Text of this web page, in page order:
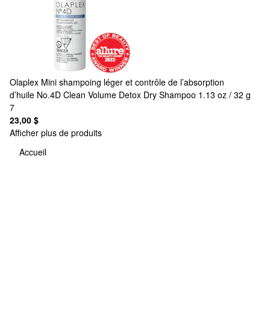
Olaplex Mini shampoing léger et contrôle de l’absorption
d’huile No.4D Clean Volume Detox Dry Shampoo 1.13 oz / 32 g
7
23,00 $
Afficher plus de produits
Accueil